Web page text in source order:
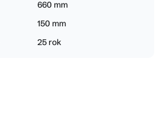
660 mm
150 mm
25 rok